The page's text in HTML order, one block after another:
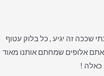
שככה זה יגיע , כל בלוק עטוף
של 7 יחידות ב 100 ש"ח , אתם אלופים שמחתם אותנו מאוד
כאלה !